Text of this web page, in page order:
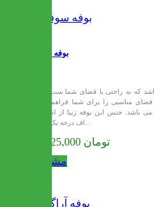
بوفه سوفیا
که به راحتی با فضای شما ست می
مناسبی را برای شما فراهم می
باشد. جنس این بوفه زیبا از ام دی
اف درجه یک می...
32,625,000 تومان
مشاهده